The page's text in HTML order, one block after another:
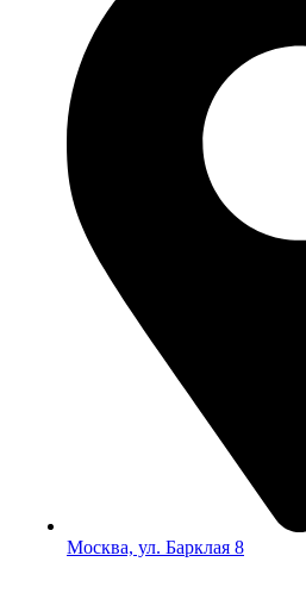
Москва, ул. Барклая 8